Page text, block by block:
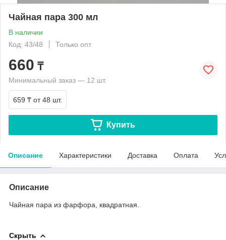
Чайная пара 300 мл
В наличии
Код: 43/48
Только опт
660 ₸
Минимальный заказ — 12 шт.
659 ₸ от 48 шт.
Купить
Описание Характеристики Доставка Оплата
Описание
Чайная пара из фарфора, квадратная.
Скрыть